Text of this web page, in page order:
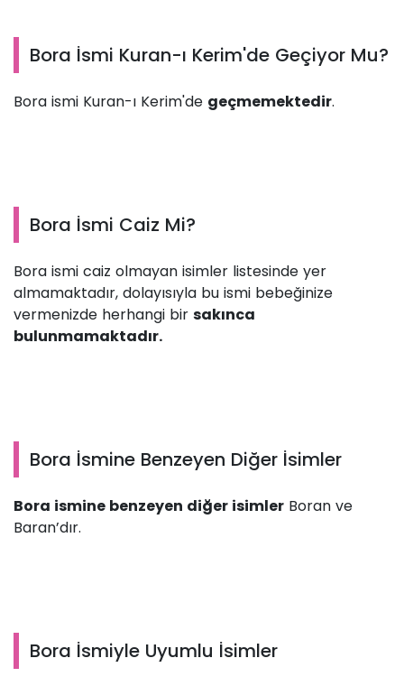
Bora İsmi Kuran-ı Kerim'de Geçiyor Mu?
Bora ismi Kuran-ı Kerim'de geçmemektedir.
Bora İsmi Caiz Mi?
Bora ismi caiz olmayan isimler listesinde yer
almamaktadır, dolayısıyla bu ismi bebeğinize
vermenizde herhangi bir sakınca
bulunmamaktadır.
Bora İsmine Benzeyen Diğer İsimler
Bora ismine benzeyen diğer isimler Boran ve
Baran’dır.
Bora İsmiyle Uyumlu İsimler